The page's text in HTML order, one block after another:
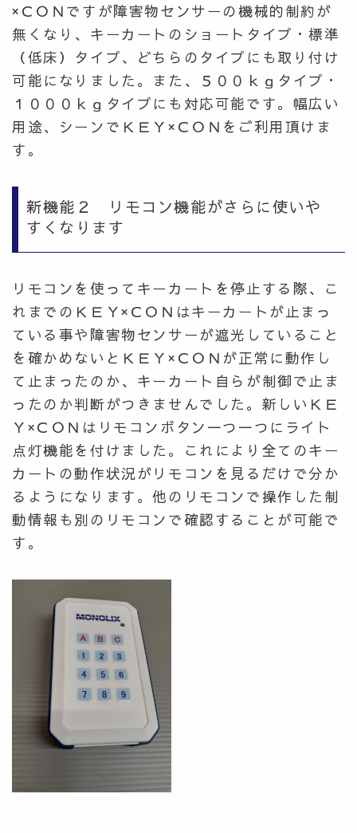
×ＣＯＮですが障害物センサーの機械的制約が
無くなり、キーカートのショートタイプ・標準
（低床）タイプ、どちらのタイプにも取り付け
可能になりました。また、５００ｋｇタイプ・
１０００ｋｇタイプにも対応可能です。幅広い
用途、シーンでＫＥＹ×ＣＯＮをご利用頂けま
す。
新機能２ リモコン機能がさらに使いや
すくなります
リモコンを使ってキーカートを停止する際、こ
れまでのＫＥＹ×ＣＯＮはキーカートが止まっ
ている事や障害物センサーが遮光していること
を確かめないとＫＥＹ×ＣＯＮが正常に動作し
て止まったのか、キーカート自らが制御で止ま
ったのか判断がつきませんでした。新しいＫＥ
Ｙ×ＣＯＮはリモコンボタン一つ一つにライト
点灯機能を付けました。これにより全てのキー
カートの動作状況がリモコンを見るだけで分か
るようになります。他のリモコンで操作した制
動情報も別のリモコンで確認することが可能で
す。